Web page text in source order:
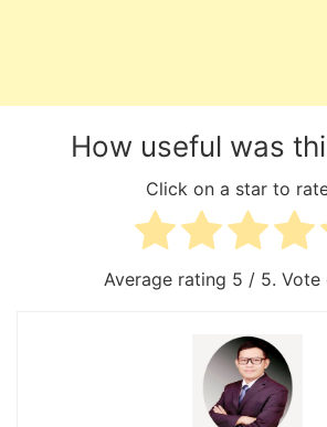
How useful was
Click on a star to
Average rating 5 / 5. Vote